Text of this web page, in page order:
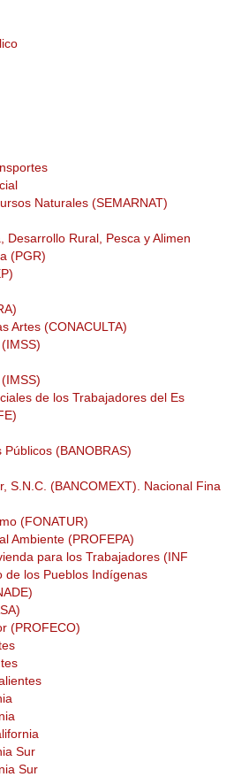
Naturales (SEMARNAT)
Rural, Pesca y Alimen
(PGR)
Artes (CONACULTA)
de los Trabajadores del Es
(BANOBRAS)
S.N.C. (BANCOMEXT). Nacional Fina
(FONATUR)
Ambiente (PROFEPA)
para los Trabajadores (INF
de los Pueblos Indí­genas
(PROFECO)
Sur
Sur